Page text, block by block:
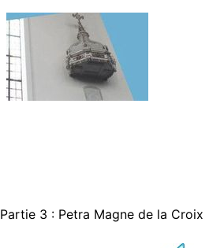
Partie 3 : Petra Magne de la Croix